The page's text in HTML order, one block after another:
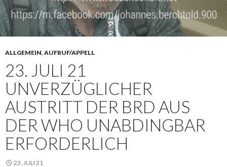
ALLGEMEIN, AUFRUF/APPELL
23. JULI 21
UNVERZÜGLICHER
AUSTRITT DER BRD AUS
DER WHO UNABDINGBAR
ERFORDERLICH
23. JULI 21